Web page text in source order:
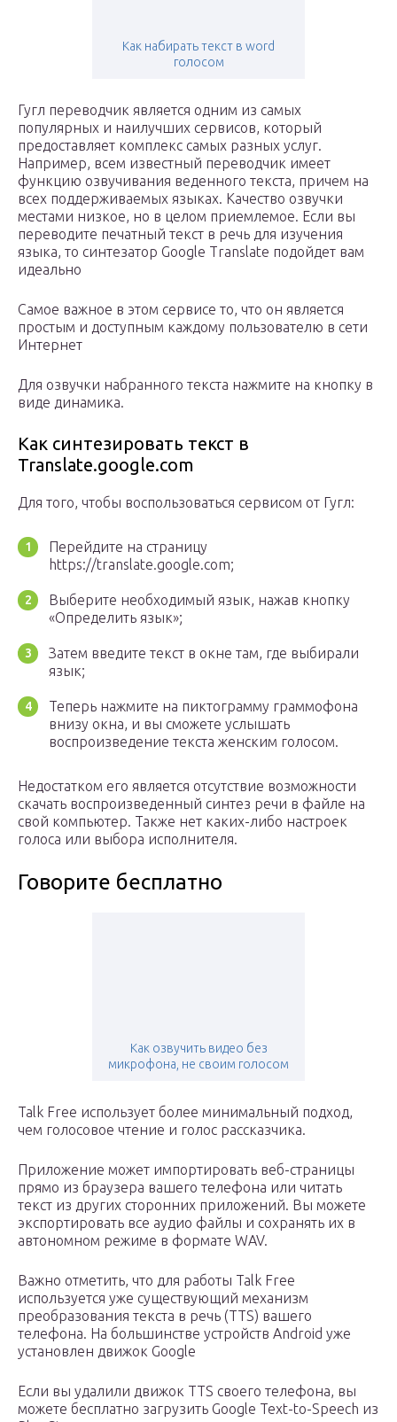
Как набирать текст в word
голосом
Гугл переводчик является одним из самых
популярных и наилучших сервисов, который
предоставляет комплекс самых разных услуг.
Например, всем известный переводчик имеет
функцию озвучивания веденного текста, причем на
всех поддерживаемых языках. Качество озвучки
местами низкое, но в целом приемлемое. Если вы
переводите печатный текст в речь для изучения
языка, то синтезатор Google Translate подойдет вам
идеально
Самое важное в этом сервисе то, что он является
простым и доступным каждому пользователю в сети
Интернет
Для озвучки набранного текста нажмите на кнопку в
виде динамика.
Как синтезировать текст в
Translate.google.com
Для того, чтобы воспользоваться сервисом от Гугл:
Перейдите на страницу
https://translate.google.com;
Выберите необходимый язык, нажав кнопку
«Определить язык»;
Затем введите текст в окне там, где выбирали
язык;
Теперь нажмите на пиктограмму граммофона
внизу окна, и вы сможете услышать
воспроизведение текста женским голосом.
Недостатком его является отсутствие возможности
скачать воспроизведенный синтез речи в файле на
свой компьютер. Также нет каких-либо настроек
голоса или выбора исполнителя.
Говорите бесплатно
Как озвучить видео без
микрофона, не своим голосом
Talk Free использует более минимальный подход,
чем голосовое чтение и голос рассказчика.
Приложение может импортировать веб-страницы
прямо из браузера вашего телефона или читать
текст из других сторонних приложений. Вы можете
экспортировать все аудио файлы и сохранять их в
автономном режиме в формате WAV.
Важно отметить, что для работы Talk Free
используется уже существующий механизм
преобразования текста в речь (TTS) вашего
телефона. На большинстве устройств Android уже
установлен движок Google
Если вы удалили движок TTS своего телефона, вы
можете бесплатно загрузить Google Text-to-Speech из